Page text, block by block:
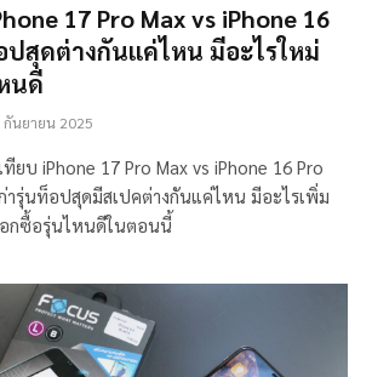
17 Pro Max vs iPhone 16
ปสุดต่างกันแค่ไหน มีอะไรใหม่
นดี
กันยายน 2025
ทียบ iPhone 17 Pro Max vs iPhone 16 Pro
ารุ่นท็อปสุดมีสเปคต่างกันแค่ไหน มีอะไรเพิ่ม
อกซื้อรุ่นไหนดีในตอนนี้